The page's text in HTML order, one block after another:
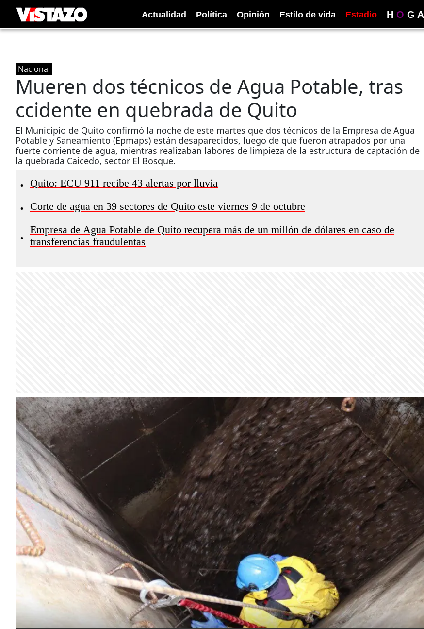
Actualidad Política Opinión Estilo de vida Estadio H O G A
Nacional
Mueren dos técnicos de Agua Potable, tras
ccidente en quebrada de Quito
El Municipio de Quito confirmó la noche de este martes que dos técnicos de la Empresa de Agua
Potable y Saneamiento (Epmaps) están desaparecidos, luego de que fueron atrapados por una
fuerte corriente de agua, mientras realizaban labores de limpieza de la estructura de captación de
la quebrada Caicedo, sector El Bosque.
• Quito: ECU 911 recibe 43 alertas por lluvia
• Corte de agua en 39 sectores de Quito este viernes 9 de octubre
•
Empresa de Agua Potable de Quito recupera más de un millón de dólares en caso de
transferencias fraudulentas